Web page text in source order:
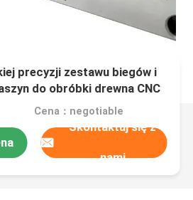
precyzji zestawu biegów i
do obróbki drewna CNC
Cena：negotiable
Skontaktuj się z
nami